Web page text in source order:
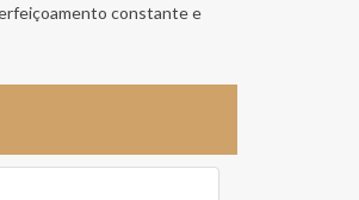
constante e